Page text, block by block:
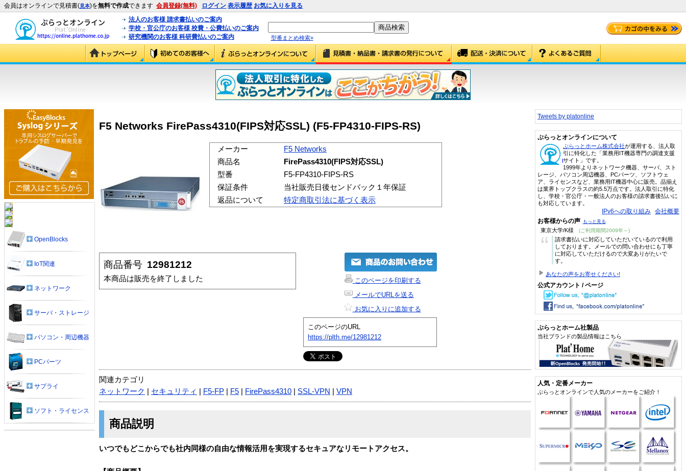
会員はオンラインで見積書(見本)を無料で作成できます 会員登録(無料) ログイン 表示履歴 お気に入りを見る
法人のお客様 請求書払いのご案内
学校・官公庁のお客様 校費・公費払いのご案内
研究機関のお客様 科研費払いのご案内
型番まとめ検索»
F5 Networks FirePass4310(FIPS対応SSL) (F5-FP4310-FIPS-RS)
メーカー
F5 Networks
商品名
FirePass4310(FIPS対応SSL)
型番
F5-FP4310-FIPS-RS
保証条件
当社販売日後センドバック１年保証
返品について
特定商取引法に基づく表示
商品番号 12981212
本商品は販売を終了しました
このページを印刷する
メールでURLを送る
お気に入りに追加する
このページのURL
https://plth.me/12981212
関連カテゴリ
ネットワーク
セキュリティ F5-FP F5 FirePass4310 SSL-VPN VPN
商品説明
いつでもどこからでも社内同様の自由な情報活用を実現するセキュアなリモートアクセス。
OpenBlocks
IoT関連
ネットワーク
サーバ・ストレージ
パソコン・周辺機器
PCパーツ
サプライ
ソフト・ライセンス
Tweets by platonline
ぷらっとオンラインについて
ぷらっとホーム株式会社が運用する、法人取
引に特化した「業務用IT機器専門の調達支援
サイト」です。
1999年よりネットワーク機器、サーバ、スト
レージ、パソコン周辺機器、PCパーツ、ソフトウェ
ア、ライセンスなど、業務用IT機器中心に販売。品揃え
は業界トップクラスの約5.5万点です。法人取引に特化
し、学校・官公庁・一般法人のお客様の請求書後払いに
も対応しています。
IPv6への取り組み 会社概要
お客様からの声 もっと見る
東京大学/K様 (ご利用期間2009年～)
“
請求書払いに対応していただいているので利用
しております。メールでの問い合わせにも丁寧
に対応していただけるので大変ありがたいで
す。
あなたの声をお寄せください!
公式アカウント / ページ
ぷらっとホーム社製品
当社ブランドの製品情報はこちら
人気・定番メーカー
ぷらっとオンラインで人気のメーカーをご紹介！